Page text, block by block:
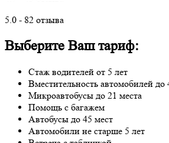
5.0 - 82 отзыва
Выберите Ваш тариф:
Стаж водителей от 5 лет
Вместительность автомобилей до
Микроавтобусы до 21 места
Помощь с багажем
Автобусы до 45 мест
Автомобили не старше 5 лет